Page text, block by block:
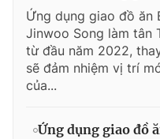
Ứng dụng giao đồ ăn
Jinwoo Song làm tân
từ đầu năm 2022,
sẽ đảm nhiệm vị trí
của...
Ứng dụng giao đồ